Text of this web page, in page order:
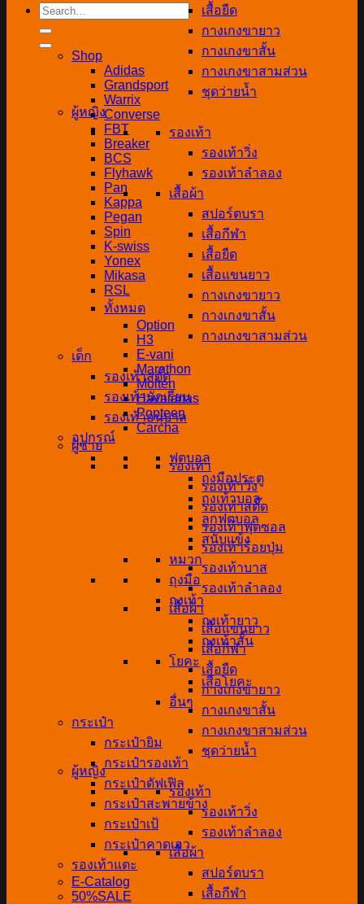
Search
for:
Shop
Adidas
Grandsport
Warrix
Converse
FBT
Breaker
BCS
Flyhawk
Pan
Kappa
Pegan
Spin
K-swiss
Yonex
Mikasa
RSL
ทั้งหมด
Option
H3
E-vani
Marathon
Molten
Havaianas
Popteen
Carcha
ผู้ชาย
รองเท้า
รองเท้าวิ่ง
รองเท้าสตั๊ด
รองเท้าฟุตซอล
รองเท้าร้อยปุ่ม
รองเท้าบาส
รองเท้าลำลอง
เสื้อผ้า
เสื้อแขนยาว
เสื้อกีฬา
เสื้อยืด
กางเกงขายาว
กางเกงขาสั้น
กางเกงขาสามส่วน
ชุดว่ายน้ำ
ผู้หญิง
รองเท้า
รองเท้าวิ่ง
รองเท้าลำลอง
เสื้อผ้า
สปอร์ตบรา
เสื้อกีฬา
เสื้อยืด
กางเกงขายาว
กางเกงขาสั้น
กางเกงขาสามส่วน
ชุดว่ายน้ำ
ผู้หญิง
รองเท้า
รองเท้าวิ่ง
รองเท้าลำลอง
เสื้อผ้า
สปอร์ตบรา
เสื้อกีฬา
เสื้อยืด
เสื้อแขนยาว
กางเกงขายาว
กางเกงขาสั้น
กางเกงขาสามส่วน
เด็ก
รองเท้าสตั๊ด
รองเท้านักเรียน
รองเท้าอนุบาล
อุปกรณ์
ฟุตบอล
ถุงมือประตู
ถุงเท้าบอล
ลูกฟุตบอล
สนับแข้ง
หมวก
ถุงมือ
ถุงเท้า
ถุงเท้ายาว
ถุงเท้าสั้น
โยคะ
เสื่อโยคะ
อื่นๆ
กระเป๋า
กระเป๋ายิม
กระเป๋ารองเท้า
กระเป๋าดัฟเฟิล
กระเป๋าสะพายข้าง
กระเป๋าเป้
กระเป๋าคาดเอว
รองเท้าแตะ
E-Catalog
50%SALE